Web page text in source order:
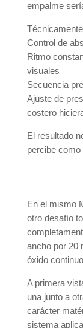
empalme
Control de
Ritmo
visuales
Secuencia
Ajuste de
costero
El resultado
percibe como
En el mismo
otro desafío
ancho por 20
óxido
A primera
una junto a
carácter
sistema